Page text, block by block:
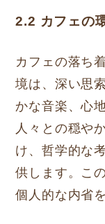
2.2 カフェの
カフェの落ち
境は、深い思
かな音楽、心
人々との穏や
け、哲学的な
供します。こ
個人的な内省